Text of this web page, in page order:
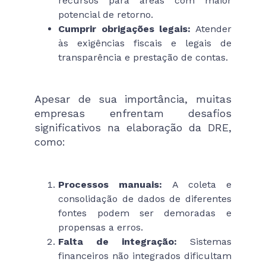
potencial de retorno.
Cumprir obrigações legais: Atender
às exigências fiscais e legais de
transparência e prestação de contas.
Apesar de sua importância, muitas
empresas enfrentam desafios
significativos na elaboração da DRE,
como:
Processos manuais: A coleta e
consolidação de dados de diferentes
fontes podem ser demoradas e
propensas a erros.
Falta de integração: Sistemas
financeiros não integrados dificultam